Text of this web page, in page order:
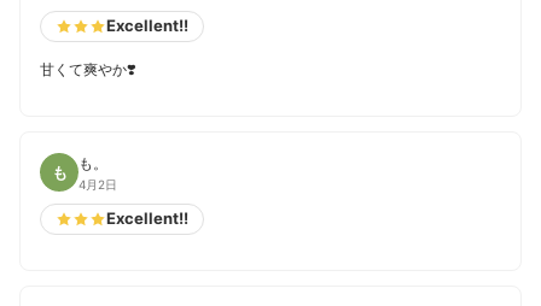
Excellent!!
甘くて爽やか❣️
も も。
4月2日
Excellent!!